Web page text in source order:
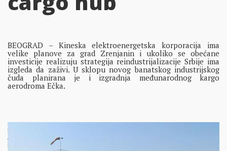
BEOGRAD – Kineska elektroenergetska korporacija ima
velike planove za grad Zrenjanin i ukoliko se obećane
investicije realizuju strategija reindustrijalizacije Srbije ima
izgleda da zaživi. U sklopu novog banatskog industrijskog
čuda planirana je i izgradnja međunarodnog kargo
aerodroma Ečka.